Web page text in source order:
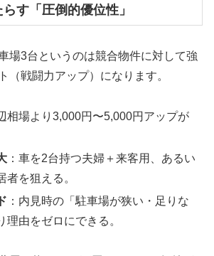
す「圧倒的優位性」
場3台というのは競合物件に対して強
（戦闘力アップ）になります。
相場より3,000円〜5,000円アップが
：車を2台持つ夫婦＋来客用、あるい
者を狙える。
：内見時の「駐車場が狭い・足りな
理由をゼロにできる。